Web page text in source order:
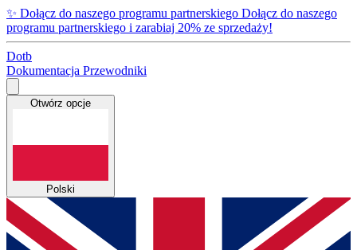
✨ Dołącz do naszego programu partnerskiego Dołącz do naszego
programu partnerskiego i zarabiaj 20% ze sprzedaży!
Dotb
Dokumentacja Przewodniki
Otwórz opcje
Polski